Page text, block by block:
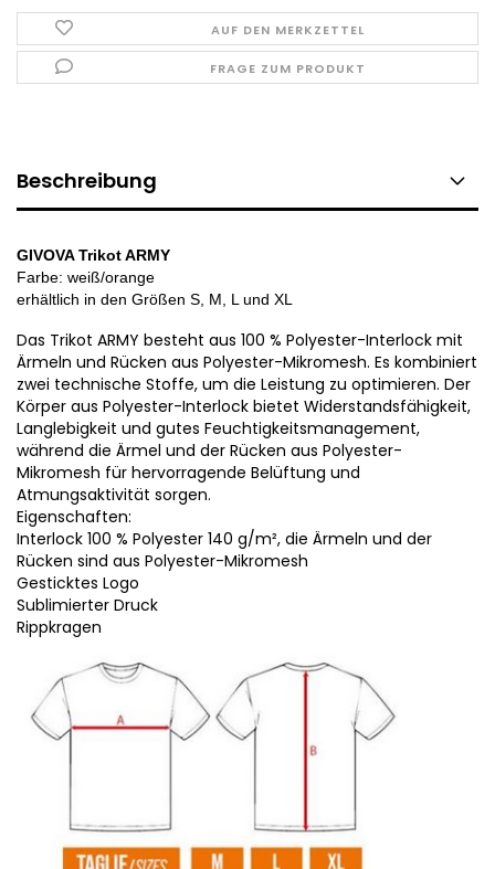
AUF DEN MERKZETTEL
FRAGE ZUM PRODUKT
Beschreibung
GIVOVA Trikot ARMY
Farbe: weiß/orange
erhältlich in den Größen S, M, L und XL
Das Trikot ARMY besteht aus 100 % Polyester-Interlock mit
Ärmeln und Rücken aus Polyester-Mikromesh. Es kombiniert
zwei technische Stoffe, um die Leistung zu optimieren. Der
Körper aus Polyester-Interlock bietet Widerstandsfähigkeit,
Langlebigkeit und gutes Feuchtigkeitsmanagement,
während die Ärmel und der Rücken aus Polyester-
Mikromesh für hervorragende Belüftung und
Atmungsaktivität sorgen.
Eigenschaften:
Interlock 100 % Polyester 140 g/m², die Ärmeln und der
Rücken sind aus Polyester-Mikromesh
Gesticktes Logo
Sublimierter Druck
Rippkragen